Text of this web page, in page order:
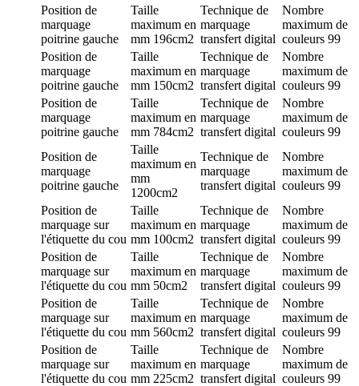
Position de
marquage
poitrine gauche
Taille
maximum en
mm 196cm2
Technique de
marquage
transfert digital
Nombre
maximum de
couleurs 99
Position de
marquage
poitrine gauche
Taille
maximum en
mm 150cm2
Technique de
marquage
transfert digital
Nombre
maximum de
couleurs 99
Position de
marquage
poitrine gauche
Taille
maximum en
mm 784cm2
Technique de
marquage
transfert digital
Nombre
maximum de
couleurs 99
Position de
marquage
poitrine gauche
Taille
maximum en
mm
1200cm2
Technique de
marquage
transfert digital
Nombre
maximum de
couleurs 99
Position de
marquage sur
l'étiquette du cou
Taille
maximum en
mm 100cm2
Technique de
marquage
transfert digital
Nombre
maximum de
couleurs 99
Position de
marquage sur
l'étiquette du cou
Taille
maximum en
mm 50cm2
Technique de
marquage
transfert digital
Nombre
maximum de
couleurs 99
Position de
marquage sur
l'étiquette du cou
Taille
maximum en
mm 560cm2
Technique de
marquage
transfert digital
Nombre
maximum de
couleurs 99
Position de
marquage sur
l'étiquette du cou
Taille
maximum en
mm 225cm2
Technique de
marquage
transfert digital
Nombre
maximum de
couleurs 99